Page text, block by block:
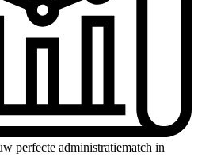
perfecte administratiematch in